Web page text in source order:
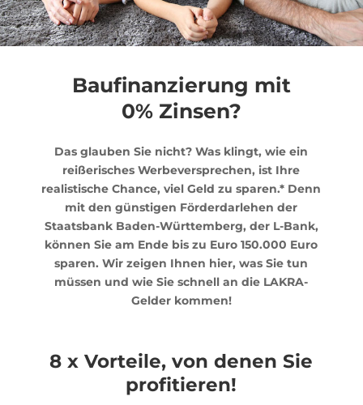
Baufinanzierung mit
0% Zinsen?
Das glauben Sie nicht? Was klingt, wie ein
reißerisches Werbeversprechen, ist Ihre
realistische Chance, viel Geld zu sparen.* Denn
mit den günstigen Förderdarlehen der
Staatsbank Baden-Württemberg, der L-Bank,
können Sie am Ende bis zu Euro 150.000 Euro
sparen. Wir zeigen Ihnen hier, was Sie tun
müssen und wie Sie schnell an die LAKRA-
Gelder kommen!
8 x Vorteile, von denen Sie
profitieren!